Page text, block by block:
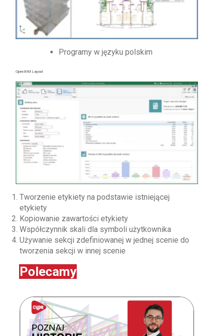
Programy w języku polskim
Open BIM Layout
Tworzenie etykiety na podstawie istniejącej
etykiety
Kopiowanie zawartości etykiety
Współczynnik skali dla symboli użytkownika
Używanie sekcji zdefiniowanej w jednej scenie do
tworzenia sekcji w innej scenie
Polecamy